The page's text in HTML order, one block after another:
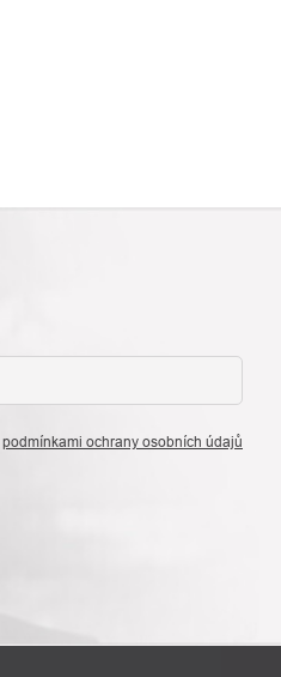
podmínkami ochrany osobních údajů